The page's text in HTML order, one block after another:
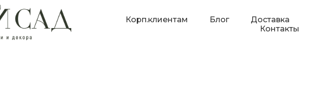
Корп.клиентам Блог
Доставка
Контакты